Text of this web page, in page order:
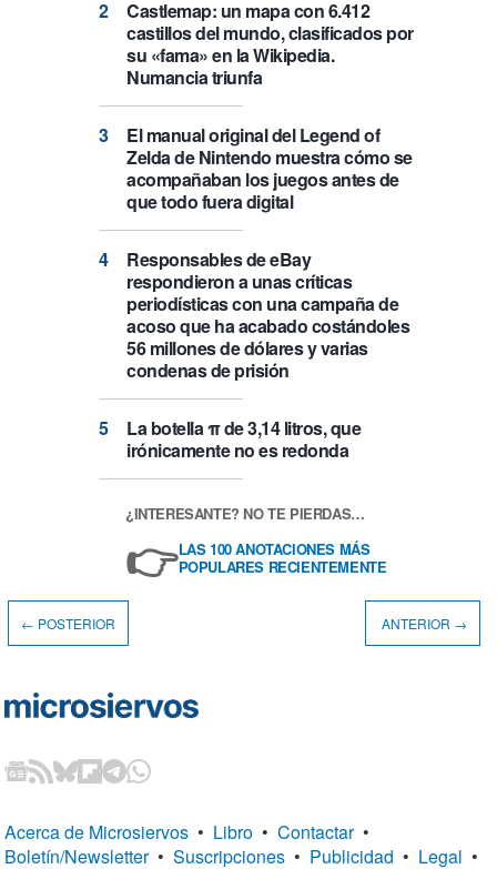
Castlemap: un mapa con 6.412
castillos del mundo, clasificados por
su «fama» en la Wikipedia.
Numancia triunfa
El manual original del Legend of
Zelda de Nintendo muestra cómo se
acompañaban los juegos antes de
que todo fuera digital
Responsables de eBay
respondieron a unas críticas
periodísticas con una campaña de
acoso que ha acabado costándoles
56 millones de dólares y varias
condenas de prisión
La botella π de 3,14 litros, que
irónicamente no es redonda
¿INTERESANTE? NO TE PIERDAS…
👉LAS 100 ANOTACIONES MÁS
POPULARES RECIENTEMENTE
← POSTERIOR ANTERIOR →
Acerca de Microsiervos • Libro • Contactar •
Boletín/Newsletter • Suscripciones • Publicidad • Legal •